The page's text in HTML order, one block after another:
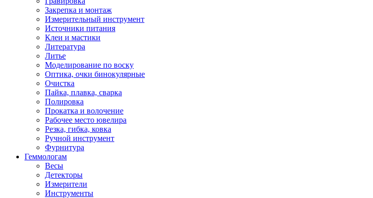
Закрепка и монтаж
Измерительный инструмент
Источники питания
Клеи и мастики
Литература
Литье
Моделирование по воску
Оптика, очки бинокулярные
Очистка
Пайка, плавка, сварка
Полировка
Прокатка и волочение
Рабочее место ювелира
Резка, гибка, ковка
Ручной инструмент
Фурнитура
Геммологам
Весы
Детекторы
Измерители
Инструменты